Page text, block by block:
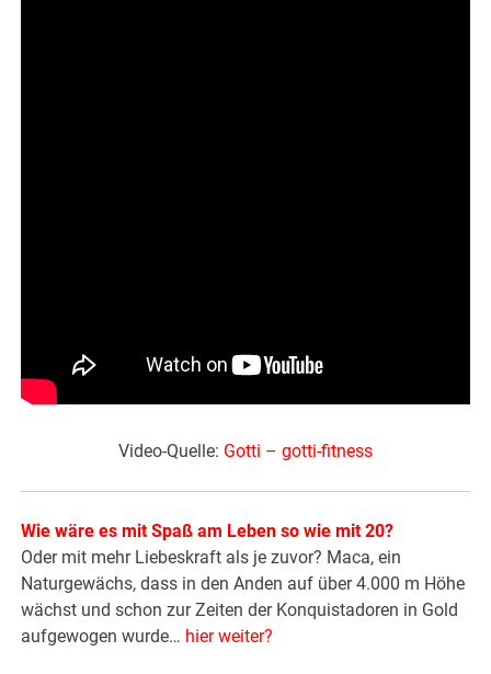
Video-Quelle: Gotti – gotti-fitness
Wie wäre es mit Spaß am Leben so wie mit 20?
Oder mit mehr Liebeskraft als je zuvor? Maca, ein
Naturgewächs, dass in den Anden auf über 4.000 m Höhe
wächst und schon zur Zeiten der Konquistadoren in Gold
aufgewogen wurde… hier weiter?